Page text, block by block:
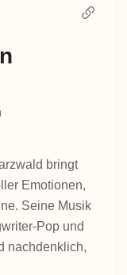
bringt
Emotionen,
Seine Musik
Pop und
nachdenklich,